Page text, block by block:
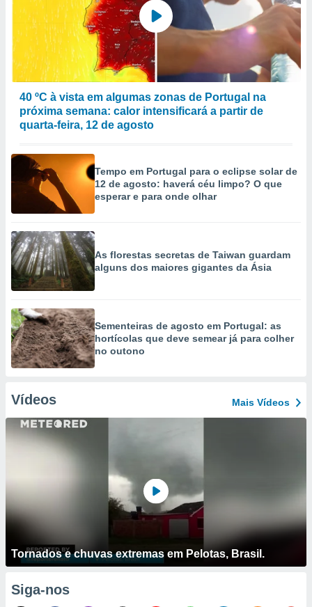
40 ºC à vista em algumas zonas de Portugal na
próxima semana: calor intensificará a partir de
quarta-feira, 12 de agosto
Tempo em Portugal para o eclipse solar de
12 de agosto: haverá céu limpo? O que
esperar e para onde olhar
As florestas secretas de Taiwan guardam
alguns dos maiores gigantes da Ásia
Sementeiras de agosto em Portugal: as
hortícolas que deve semear já para colher
no outono
Vídeos Mais Vídeos
Tornados e chuvas extremas em Pelotas, Brasil.
Siga-nos